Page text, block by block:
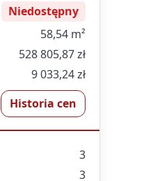
Niedostępny
58,54 m²
528 805,87 zł
9 033,24 zł
Historia cen
3
3